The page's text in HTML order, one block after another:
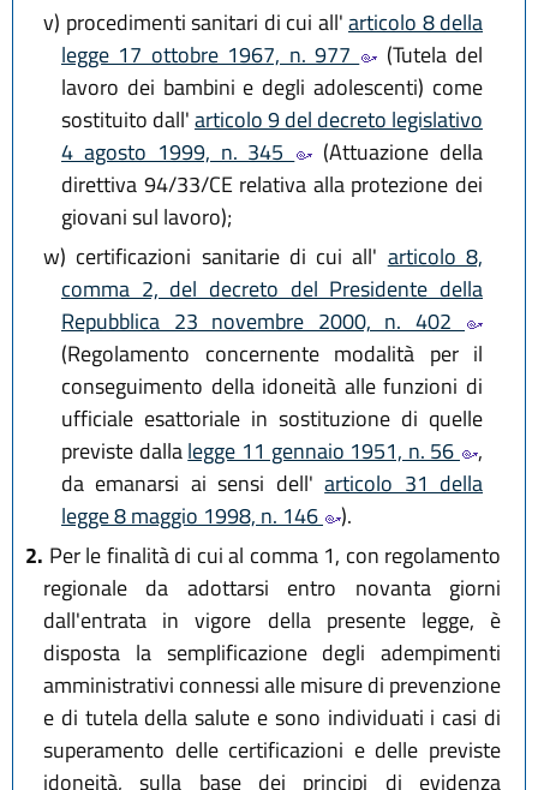
v) procedimenti sanitari di cui all'articolo 8 della
legge 17 ottobre 1967, n. 977
(Tutela del
lavoro dei bambini e degli adolescenti) come
sostituito dall'articolo 9 del decreto legislativo
4 agosto 1999, n. 345
(Attuazione della
direttiva 94/33/CE relativa alla protezione dei
giovani sul lavoro);
w) certificazioni sanitarie di cui all' articolo 8,
comma 2, del decreto del Presidente della
Repubblica 23 novembre 2000, n. 402
(Regolamento concernente modalità per il
conseguimento della idoneità alle funzioni di
ufficiale esattoriale in sostituzione di quelle
previste dallalegge 11 gennaio 1951, n. 56
,
da emanarsi ai sensi dell'articolo 31 della
legge 8 maggio 1998, n. 146
).
2. Per le finalità di cui al comma 1, con regolamento
regionale da adottarsi entro novanta giorni
dall'entrata in vigore della presente legge, è
disposta la semplificazione degli adempimenti
amministrativi connessi alle misure di prevenzione
e di tutela della salute e sono individuati i casi di
superamento delle certificazioni e delle previste
idoneità, sulla base dei principi di evidenza